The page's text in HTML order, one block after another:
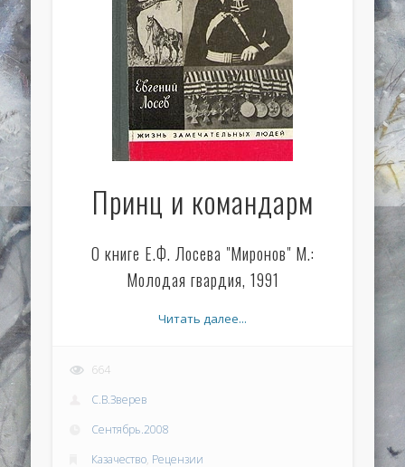
Принц и командарм
О книге Е.Ф. Лосева "Миронов" М.:
Молодая гвардия, 1991
Читать далее...
664
С.В.Зверев
Сентябрь.2008
Казачество, Рецензии